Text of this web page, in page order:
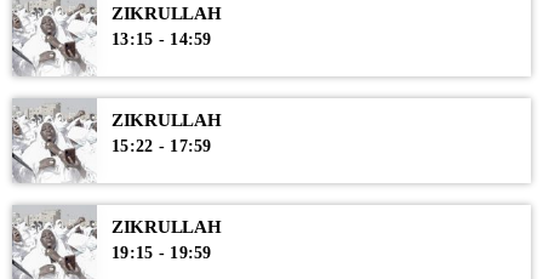
ZIKRULLAH
13:15 - 14:59
ZIKRULLAH
15:22 - 17:59
ZIKRULLAH
19:15 - 19:59